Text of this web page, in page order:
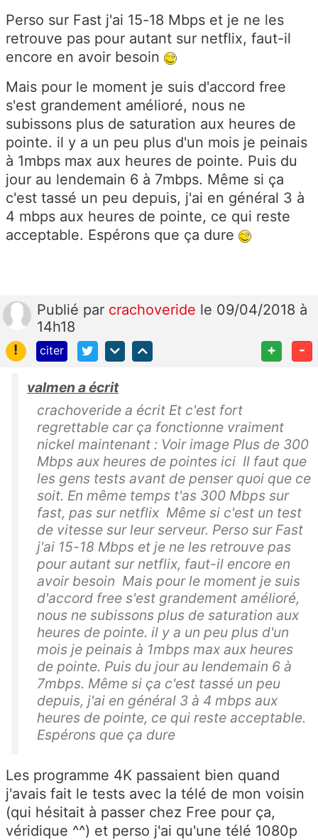
Perso sur Fast j'ai 15-18 Mbps et je ne les
retrouve pas pour autant sur netflix, faut-il
encore en avoir besoin
Mais pour le moment je suis d'accord free
s'est grandement amélioré, nous ne
subissons plus de saturation aux heures de
pointe. il y a un peu plus d'un mois je peinais
à 1mbps max aux heures de pointe. Puis du
jour au lendemain 6 à 7mbps. Même si ça
c'est tassé un peu depuis, j'ai en général 3 à
4 mbps aux heures de pointe, ce qui reste
acceptable. Espérons que ça dure
Publié par crachoveride le 09/04/2018 à
14h18
!
citer + -
valmen a écrit
crachoveride a écrit Et c'est fort
regrettable car ça fonctionne vraiment
nickel maintenant : Voir image Plus de 300
Mbps aux heures de pointes ici Il faut que
les gens tests avant de penser quoi que ce
soit. En même temps t'as 300 Mbps sur
fast, pas sur netflix Même si c'est un test
de vitesse sur leur serveur. Perso sur Fast
j'ai 15-18 Mbps et je ne les retrouve pas
pour autant sur netflix, faut-il encore en
avoir besoin Mais pour le moment je suis
d'accord free s'est grandement amélioré,
nous ne subissons plus de saturation aux
heures de pointe. il y a un peu plus d'un
mois je peinais à 1mbps max aux heures
de pointe. Puis du jour au lendemain 6 à
7mbps. Même si ça c'est tassé un peu
depuis, j'ai en général 3 à 4 mbps aux
heures de pointe, ce qui reste acceptable.
Espérons que ça dure
Les programme 4K passaient bien quand
j'avais fait le tests avec la télé de mon voisin
(qui hésitait à passer chez Free pour ça,
véridique ^^) et perso j'ai qu'une télé 1080p